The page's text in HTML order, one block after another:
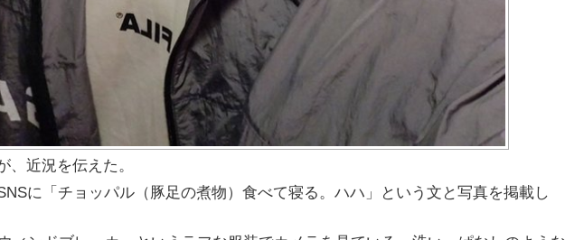
、近況を伝えた。
に「チョッパル（豚足の煮物）食べて寝る。ハハ」という文と写真を掲載し